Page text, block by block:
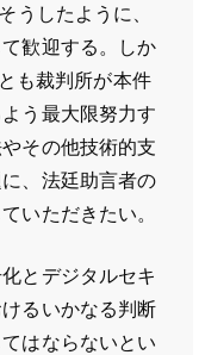
うしたように、
歓迎する。しか
も裁判所が本件
う最大限努力す
その他技術的支
、法廷助言者の
いただきたい。
とデジタルセキ
るいかなる判断
はならないとい